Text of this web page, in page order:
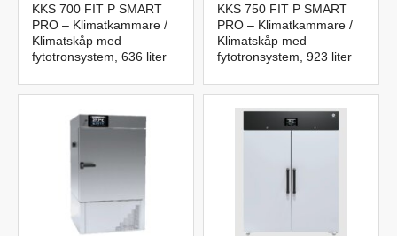
KKS 700 FIT P SMART
PRO – Klimatkammare /
Klimatskåp med
fytotronsystem, 636 liter
KKS 750 FIT P SMART
PRO – Klimatkammare /
Klimatskåp med
fytotronsystem, 923 liter